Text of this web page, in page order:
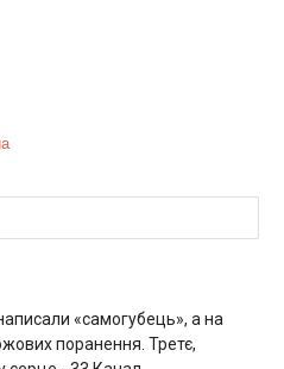
«самогубець», а на
поранення. Третє,